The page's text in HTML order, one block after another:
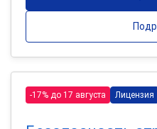
-17% до 17 августа Лицензия